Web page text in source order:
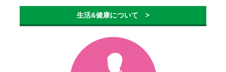
生活&健康について >